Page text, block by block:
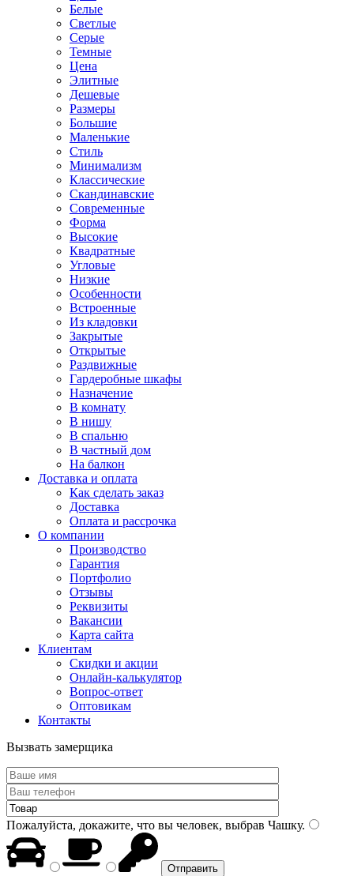
Белые
Светлые
Серые
Темные
Цена
Элитные
Дешевые
Размеры
Большие
Маленькие
Стиль
Минимализм
Классические
Скандинавские
Современные
Форма
Высокие
Квадратные
Угловые
Низкие
Особенности
Встроенные
Из кладовки
Закрытые
Открытые
Раздвижные
Гардеробные шкафы
Назначение
В комнату
В нишу
В спальню
В частный дом
На балкон
Доставка и оплата
Как сделать заказ
Доставка
Оплата и рассрочка
О компании
Производство
Гарантия
Портфолио
Отзывы
Реквизиты
Вакансии
Карта сайта
Клиентам
Скидки и акции
Онлайн-калькулятор
Вопрос-ответ
Оптовикам
Контакты
Вызвать замерщика
Пожалуйста, докажите, что вы человек, выбрав Чашку.